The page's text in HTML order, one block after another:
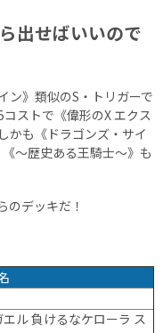
出せばいいので
ン》類似のS・トリガーで
ストで《偉形のX エクス
かも《ドラゴンズ・サイ
～歴史ある王騎士～》も
デッキだ！
ル 負けるなケローラ ス